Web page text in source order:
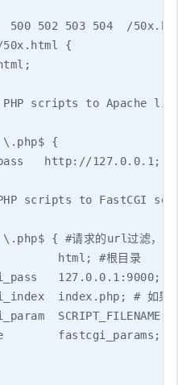
500 502 503 504  /
{
scripts to Apache
{
http://127.0.0.1;
scripts to FastCGI
{ #请求的url过滤，正
html; #根目录
127.0.0.1:9000; #请
index.php; # 如果请
SCRIPT_FILENAME
fastcgi_params;